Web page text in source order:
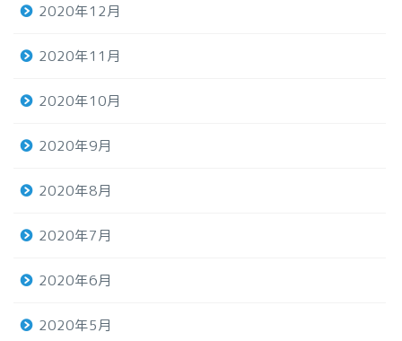
2020年12月
2020年11月
2020年10月
2020年9月
2020年8月
2020年7月
2020年6月
2020年5月